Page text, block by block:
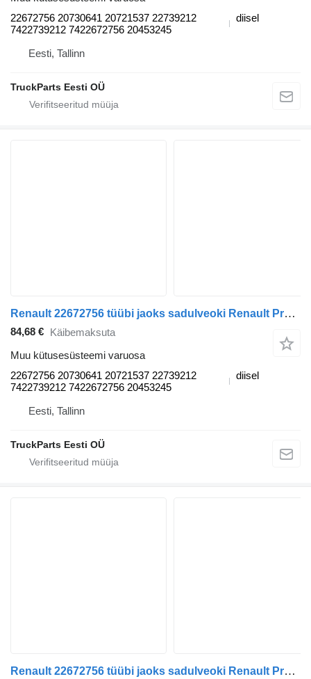
22672756 20730641 20721537 22739212
7422739212 7422672756 20453245
diisel
Eesti, Tallinn
TruckParts Eesti OÜ
Renault 22672756 tüübi jaoks sadulveoki Renault Premium, Premium 2 (1996-2014)
84,68 € Käibemaksuta
Muu kütusesüsteemi varuosa
22672756 20730641 20721537 22739212
7422739212 7422672756 20453245
diisel
Eesti, Tallinn
TruckParts Eesti OÜ
Renault 22672756 tüübi jaoks sadulveoki Renault Premium, Premium 2 (1996-2014)